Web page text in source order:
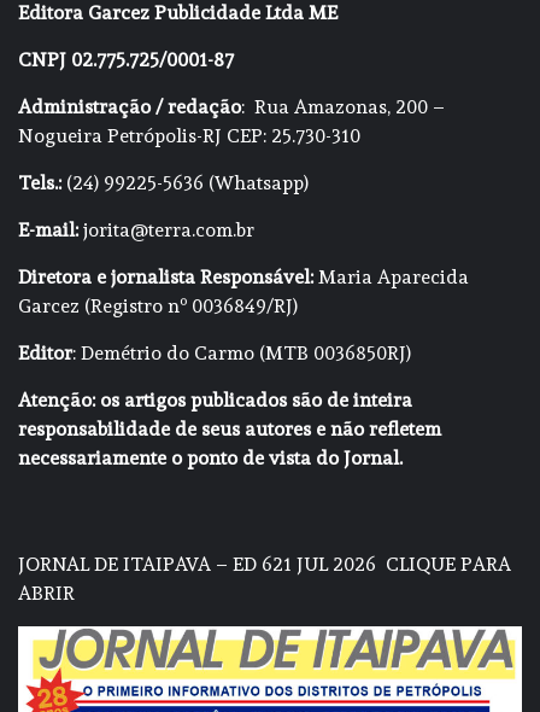
Editora Garcez Publicidade Ltda ME
CNPJ 02.775.725/0001-87
Administração / redação: Rua Amazonas, 200 –
Nogueira Petrópolis-RJ CEP: 25.730-310
Tels.:(24) 99225-5636 (Whatsapp)
E-mail:jorita@terra.com.br
Diretora e jornalista Responsável:Maria Aparecida
Garcez (Registro nº 0036849/RJ)
Editor: Demétrio do Carmo (MTB 0036850RJ)
Atenção: os artigos publicados são de inteira
responsabilidade de seus autores e não refletem
necessariamente o ponto de vista do Jornal.
JORNAL DE ITAIPAVA – ED 621 JUL 2026 CLIQUE PARA
ABRIR